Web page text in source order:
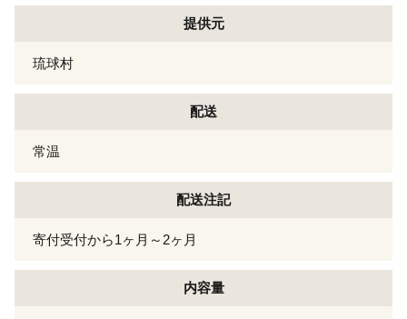
提供元
琉球村
配送
常温
配送注記
寄付受付から1ヶ月～2ヶ月
内容量